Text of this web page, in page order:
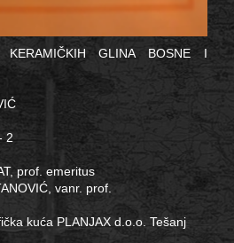
KERAMIČKIH GLINA BOSNE I
2
prof. emeritus
vanr. prof.
kuća PLANJAX d.o.o. Tešanj